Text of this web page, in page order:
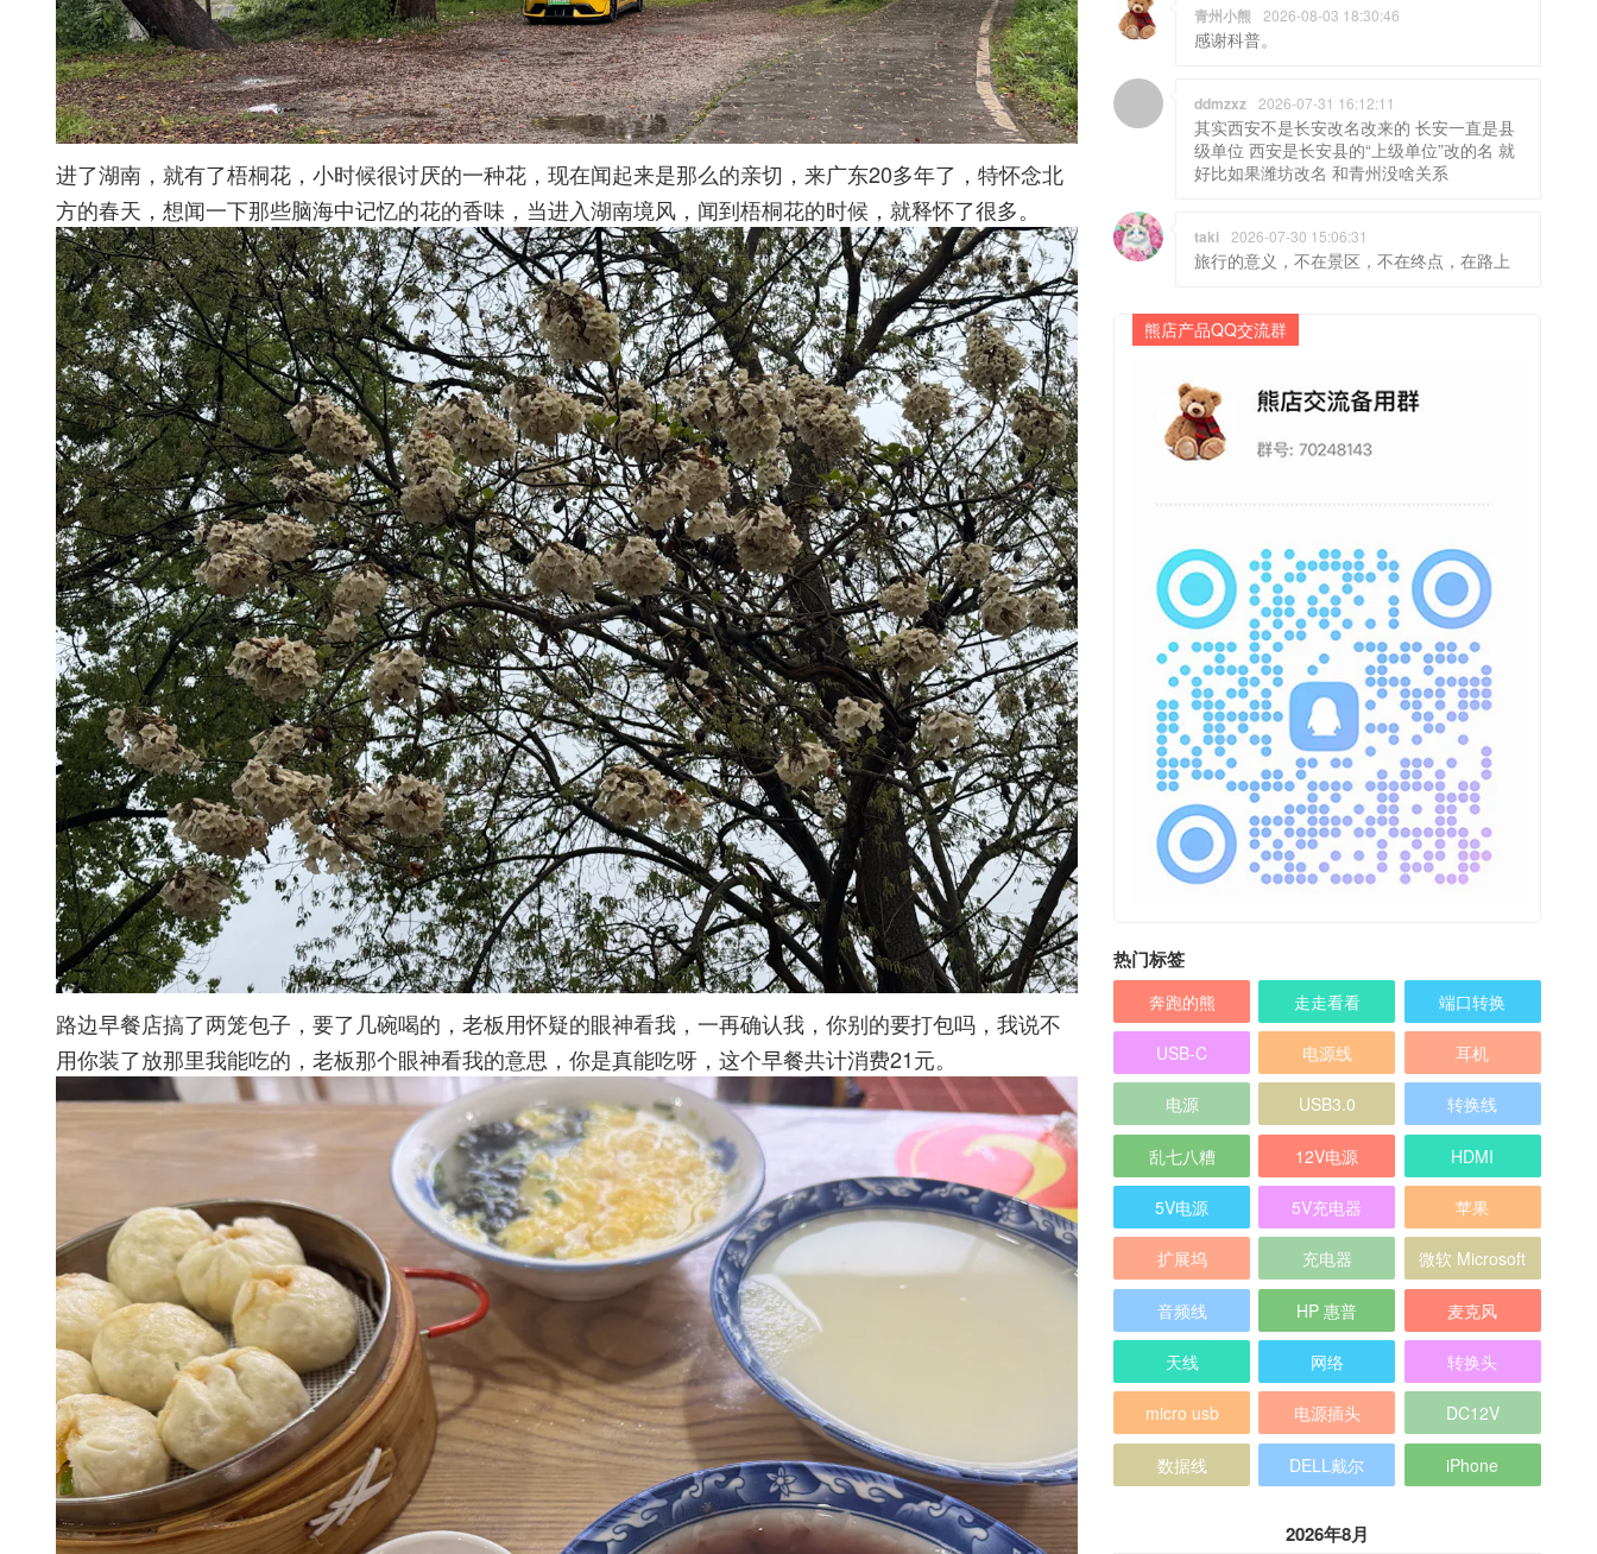
进了湖南，就有了梧桐花，小时候很讨厌的一种花，现在闻起来是那么的亲切，来广东20多年了，特怀念北
方的春天，想闻一下那些脑海中记忆的花的香味，当进入湖南境风，闻到梧桐花的时候，就释怀了很多。
路边早餐店搞了两笼包子，要了几碗喝的，老板用怀疑的眼神看我，一再确认我，你别的要打包吗，我说不
用你装了放那里我能吃的，老板那个眼神看我的意思，你是真能吃呀，这个早餐共计消费21元。
青州小熊 2026-08-03 18:30:46
感谢科普。
ddmzxz 2026-07-31 16:12:11
其实西安不是长安改名改来的 长安一直是县
级单位 西安是长安县的“上级单位”改的名 就
好比如果潍坊改名 和青州没啥关系
taki 2026-07-30 15:06:31
旅行的意义，不在景区，不在终点，在路上
熊店产品QQ交流群
热门标签
奔跑的熊 走走看看 端口转换
USB-C 电源线 耳机
电源 USB3.0 转换线
乱七八糟 12V电源 HDMI
5V电源 5V充电器 苹果
扩展坞 充电器 微软 Microsoft
音频线 HP 惠普 麦克风
天线 网络 转换头
micro usb 电源插头 DC12V
数据线 DELL戴尔 iPhone
2026年8月